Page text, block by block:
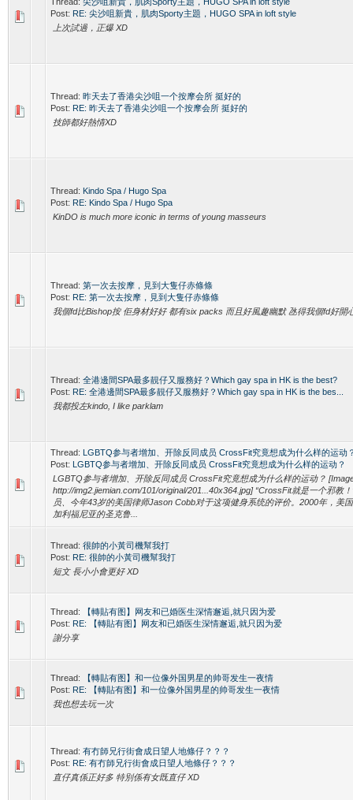
Post: RE: 尖沙咀新貴，肌肉Sporty主題，HUGO SPA in loft style
上次試過，正爆 XD
Thread: 昨天去了香港尖沙咀一个按摩会所 挺好的
Post: RE: 昨天去了香港尖沙咀一个按摩会所 挺好的
技師都好熱情XD
Thread: Kindo Spa / Hugo Spa
Post: RE: Kindo Spa / Hugo Spa
KinDO is much more iconic in terms of young masseurs
Thread: 第一次去按摩，見到大隻仔赤條條
Post: RE: 第一次去按摩，見到大隻仔赤條條
我個fd比Bishop按 佢身材好好 都有six packs 而且好風趣幽默 氹得我個fd好開
Thread: 全港邊間SPA最多靚仔又服務好？Which gay spa in HK is the best?
Post: RE: 全港邊間SPA最多靚仔又服務好？Which gay spa in HK is the bes...
我都投左kindo, I like parklam
Thread: LGBTQ参与者增加、开除反同成员 CrossFit究竟想成为什么样的运动
Post: LGBTQ参与者增加、开除反同成员 CrossFit究竟想成为什么样的运动？
LGBTQ参与者增加、开除反同成员 CrossFit究竟想成为什么样的运动？
http://img2.jiemian.com/101/original/201...40x364.jpg] “CrossFit就是一个邪教
员、今年43岁的美国律师Jason Cobb对于这项健身系统的评价。2000年，美
加利福尼亚的圣克鲁...
Thread: 很帥的小黃司機幫我打
Post: RE: 很帥的小黃司機幫我打
短文 長小小會更好 XD
Thread:
【轉貼有图】网友和已婚医生深情邂逅,就只因为爱
Post: RE: 【轉貼有图】网友和已婚医生深情邂逅,就只因为爱
謝分享
Thread:
【轉貼有图】和一位像外国男星的帅哥发生一夜情
Post: RE: 【轉貼有图】和一位像外国男星的帅哥发生一夜情
我也想去玩一次
Thread: 有冇師兄行街會成日望人地條仔？？？
Post: RE: 有冇師兄行街會成日望人地條仔？？？
直仔真係正好多 特別係有女既直仔 XD